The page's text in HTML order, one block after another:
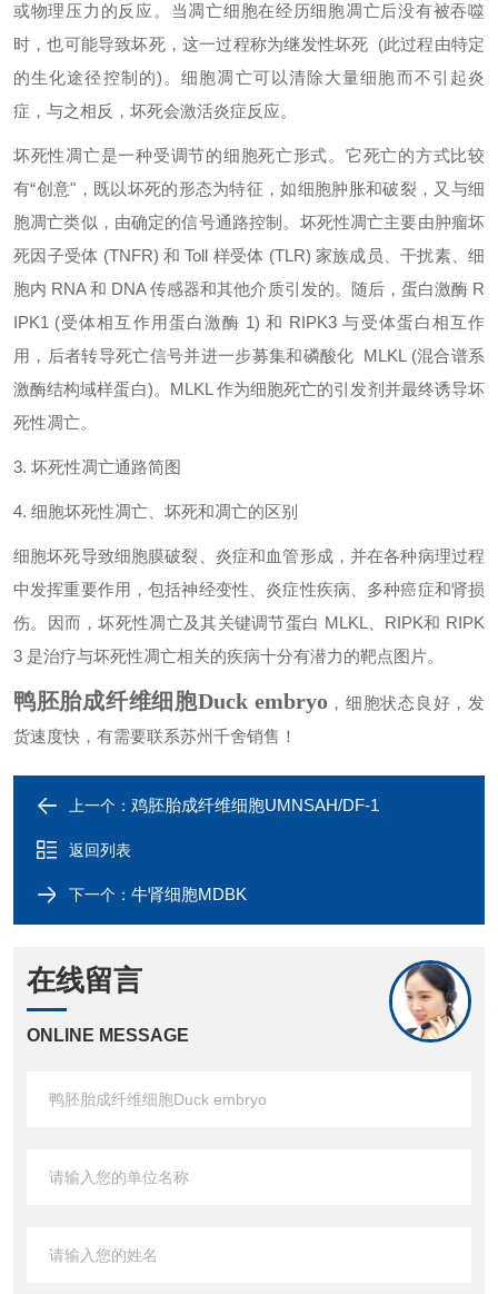
或物理压力的反应。当凋亡细胞在经历细胞凋亡后没有被吞噬
时，也可能导致坏死，这一过程称为继发性坏死 (此过程由特定
的生化途径控制的)。细胞凋亡可以清除大量细胞而不引起炎
症，与之相反，坏死会激活炎症反应。
坏死性凋亡是一种受调节的细胞死亡形式。它死亡的方式比较
有“创意"，既以坏死的形态为特征，如细胞肿胀和破裂，又与细
胞凋亡类似，由确定的信号通路控制。坏死性凋亡主要由肿瘤坏
死因子受体 (TNFR) 和 Toll 样受体 (TLR) 家族成员、干扰素、细
胞内 RNA 和 DNA 传感器和其他介质引发的。随后，蛋白激酶 R
IPK1 (受体相互作用蛋白激酶 1) 和 RIPK3 与受体蛋白相互作
用，后者转导死亡信号并进一步募集和磷酸化 MLKL (混合谱系
激酶结构域样蛋白)。MLKL 作为细胞死亡的引发剂并最终诱导坏
死性凋亡。
3. 坏死性凋亡通路简图
4. 细胞坏死性凋亡、坏死和凋亡的区别
细胞坏死导致细胞膜破裂、炎症和血管形成，并在各种病理过程
中发挥重要作用，包括神经变性、炎症性疾病、多种癌症和肾损
伤。因而，坏死性凋亡及其关键调节蛋白 MLKL、RIPK和 RIPK
3 是治疗与坏死性凋亡相关的疾病十分有潜力的靶点图片。
鸭胚胎成纤维细胞Duck embryo，细胞状态良好，发
货速度快，有需要联系苏州千舍销售！
上一个： 鸡胚胎成纤维细胞UMNSAH/DF-1
返回列表
下一个： 牛肾细胞MDBK
在线留言
ONLINE MESSAGE